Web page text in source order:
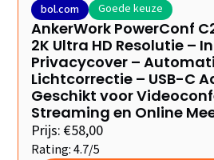
bol.com Goede keuze
AnkerWork PowerConf
2K Ultra HD Resolutie –
Privacycover –
Lichtcorrectie – USB-C
Geschikt voor
Streaming en Online
Prijs: €58,00
Rating: 4.7/5